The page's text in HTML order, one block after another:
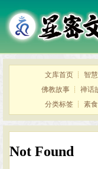
文库首页 ┊ 智
佛教故事 ┊ 禅话
分类标签 ┊ 素